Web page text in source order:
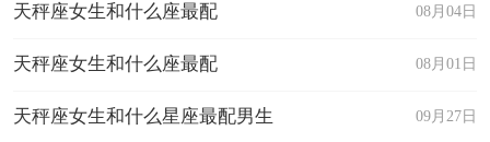
种推脱，开始变成酷酷的人。
星座乐原创文章，转载需注明出处
08月04日
天秤座女生和什么座最配
08月01日
天秤座女生和什么座最配
09月27日
天秤座女生和什么星座最配男生